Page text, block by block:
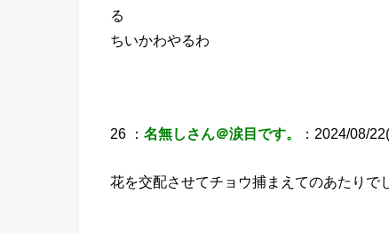
る
ちいかわやるわ
26 ： 名無しさん＠涙目です。 ：2024/08/
花を交配させてチョウ捕まえてのあたりで